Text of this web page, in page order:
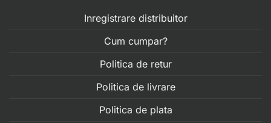
Inregistrare distribuitor
Cum cumpar?
Politica de retur
Politica de livrare
Politica de plata